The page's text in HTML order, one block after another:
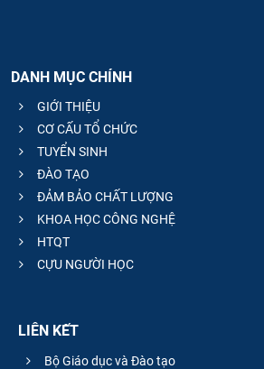
DANH MỤC CHÍNH
GIỚI THIỆU
CƠ CẤU TỔ CHỨC
TUYỂN SINH
ĐÀO TẠO
ĐẢM BẢO CHẤT LƯỢNG
KHOA HỌC CÔNG NGHỆ
HTQT
CỰU NGƯỜI HỌC
LIÊN KẾT
Bộ Giáo dục và Đào tạo